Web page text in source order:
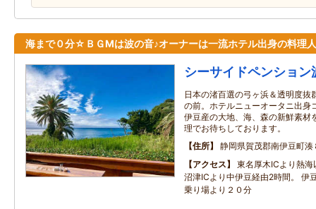
海まで０分☆ＢＧМは波の音♪オーナーは一流ホテル出身の料理
シーサイドペンション
日本の渚百選の弓ヶ浜＆透明度抜
の前。ホテルニューオータニ出身
伊豆産の大地、海、森の新鮮素材
理でお待ちしております。
住所
静岡県賀茂郡南伊豆町湊
アクセス
東名厚木ICより熱
沼津ICより中伊豆経由2時間。 伊
乗り場より２０分